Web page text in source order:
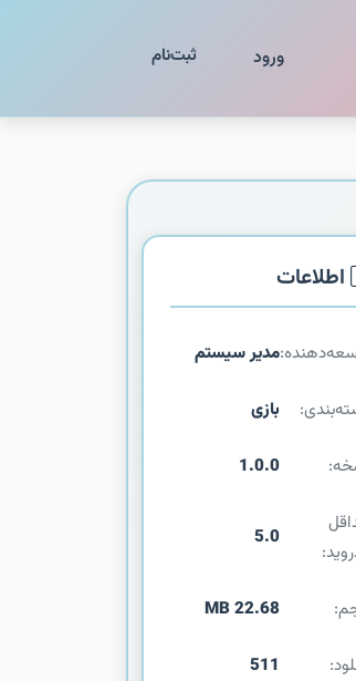
ورود ثبت‌نام
اطلاعات
مدیر سیستم
بازی
1.0.0
5.0
22.68 MB
511